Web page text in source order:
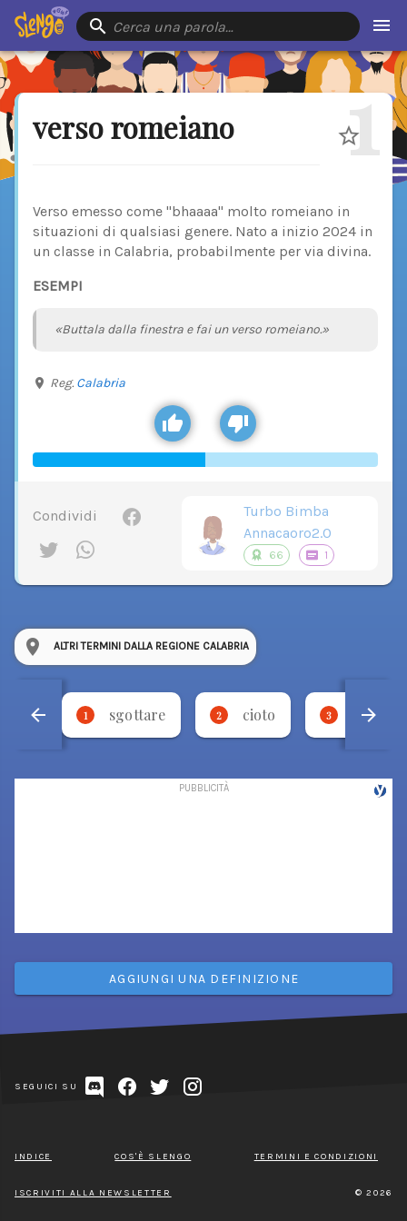
Cerca una parola…
verso romeiano 1
Verso emesso come "bhaaaa" molto romeiano in
situazioni di qualsiasi genere. Nato a inizio 2024 in
un classe in Calabria, probabilmente per via divina.
ESEMPI
«Buttala dalla finestra e fai un verso romeiano.»
Reg. Calabria
Condividi
Turbo Bimba
Annacaoro2.0
66 1
ALTRI TERMINI DALLA REGIONE CALABRIA
1 sgottare 2 cioto 3 fricare
AGGIUNGI UNA DEFINIZIONE
SEGUICI SU
INDICE COS'È SLENGO TERMINI E CONDIZIONI
ISCRIVITI ALLA NEWSLETTER © 2026